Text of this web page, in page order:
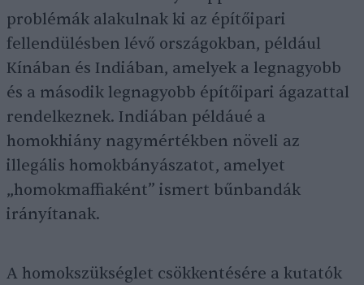
problémák alakulnak ki az építőipari
fellendülésben lévő országokban, például
Kínában és Indiában, amelyek a legnagyobb
és a második legnagyobb építőipari ágazattal
rendelkeznek. Indiában példáué a
homokhiány nagymértékben növeli az
illegális homokbányászatot, amelyet
„homokmaffiaként” ismert bűnbandák
irányítanak.
A homokszükséglet csökkentésére a kutatók